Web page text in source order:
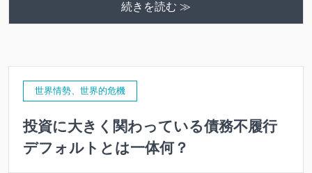
続きを読む ≫
世界情勢、世界的危機
投資に大きく関わっている債務不履行
デフォルトとは一体何？